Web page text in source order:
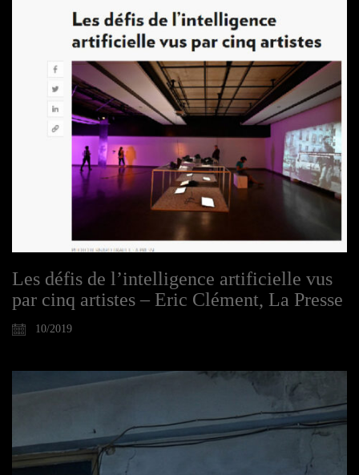
Les défis de l’intelligence artificielle vus
par cinq artistes – Eric Clément, La Presse
10/2019